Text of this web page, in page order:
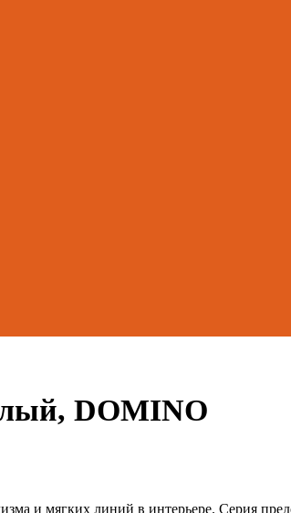
DOMINO
и мягких линий в интерьере. Серия